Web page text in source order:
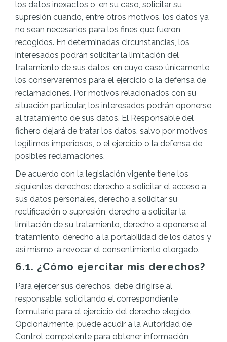
los datos inexactos o, en su caso, solicitar su
supresión cuando, entre otros motivos, los datos ya
no sean necesarios para los fines que fueron
recogidos. En determinadas circunstancias, los
interesados podrán solicitar la limitación del
tratamiento de sus datos, en cuyo caso únicamente
los conservaremos para el ejercicio o la defensa de
reclamaciones. Por motivos relacionados con su
situación particular, los interesados podrán oponerse
al tratamiento de sus datos. El Responsable del
fichero dejará de tratar los datos, salvo por motivos
legítimos imperiosos, o el ejercicio o la defensa de
posibles reclamaciones.
De acuerdo con la legislación vigente tiene los
siguientes derechos: derecho a solicitar el acceso a
sus datos personales, derecho a solicitar su
rectificación o supresión, derecho a solicitar la
limitación de su tratamiento, derecho a oponerse al
tratamiento, derecho a la portabilidad de los datos y
así mismo, a revocar el consentimiento otorgado.
6.1. ¿Cómo ejercitar mis derechos?
Para ejercer sus derechos, debe dirigirse al
responsable, solicitando el correspondiente
formulario para el ejercicio del derecho elegido.
Opcionalmente, puede acudir a la Autoridad de
Control competente para obtener información